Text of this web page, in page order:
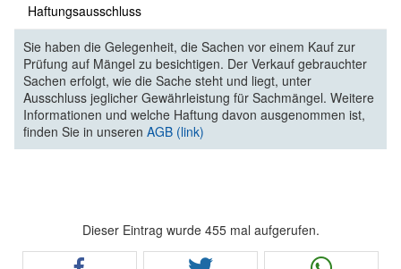
Haftungsausschluss
Sie haben die Gelegenheit, die Sachen vor einem Kauf zur
Prüfung auf Mängel zu besichtigen. Der Verkauf gebrauchter
Sachen erfolgt, wie die Sache steht und liegt, unter
Ausschluss jeglicher Gewährleistung für Sachmängel. Weitere
Informationen und welche Haftung davon ausgenommen ist,
finden Sie in unseren AGB (link)
Dieser Eintrag wurde 455 mal aufgerufen.